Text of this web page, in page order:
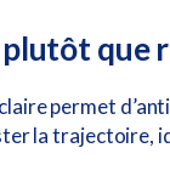
que
permet
la trajectoire,